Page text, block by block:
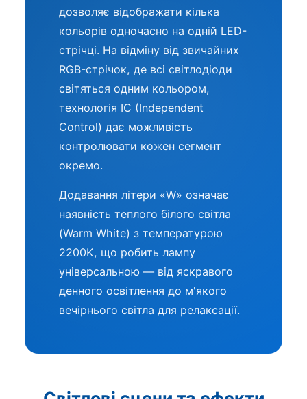
дозволяє відображати кілька
кольорів одночасно на одній LED-
стрічці. На відміну від звичайних
RGB-стрічок, де всі світлодіоди
світяться одним кольором,
технологія IC (Independent
Control) дає можливість
контролювати кожен сегмент
окремо.
Додавання літери «W» означає
наявність теплого білого світла
(Warm White) з температурою
2200K, що робить лампу
універсальною — від яскравого
денного освітлення до м'якого
вечірнього світла для релаксації.